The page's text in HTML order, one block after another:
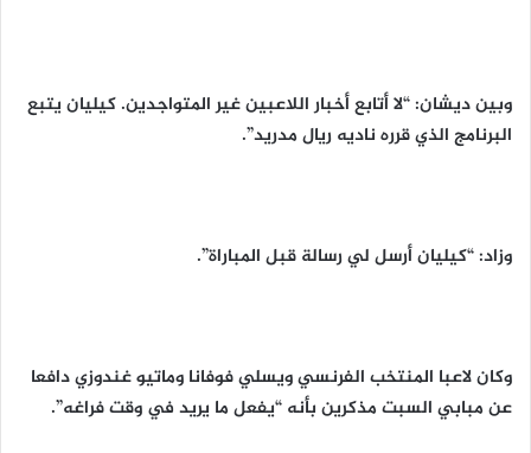
وبين ديشان: “لا أتابع أخبار اللاعبين غير المتواجدين. كيليان يتبع
البرنامج الذي قرره ناديه ريال مدريد”.
وزاد: “كيليان أرسل لي رسالة قبل المباراة”.
وكان لاعبا المنتخب الفرنسي ويسلي فوفانا وماتيو غندوزي دافعا
عن مبابي السبت مذكرين بأنه “يفعل ما يريد في وقت فراغه”.